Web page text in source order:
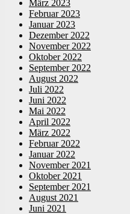
März 2023
Februar 2023
Januar 2023
Dezember 2022
November 2022
Oktober 2022
September 2022
August 2022
Juli 2022
Juni 2022
Mai 2022
April 2022
März 2022
Februar 2022
Januar 2022
November 2021
Oktober 2021
September 2021
August 2021
Juni 2021